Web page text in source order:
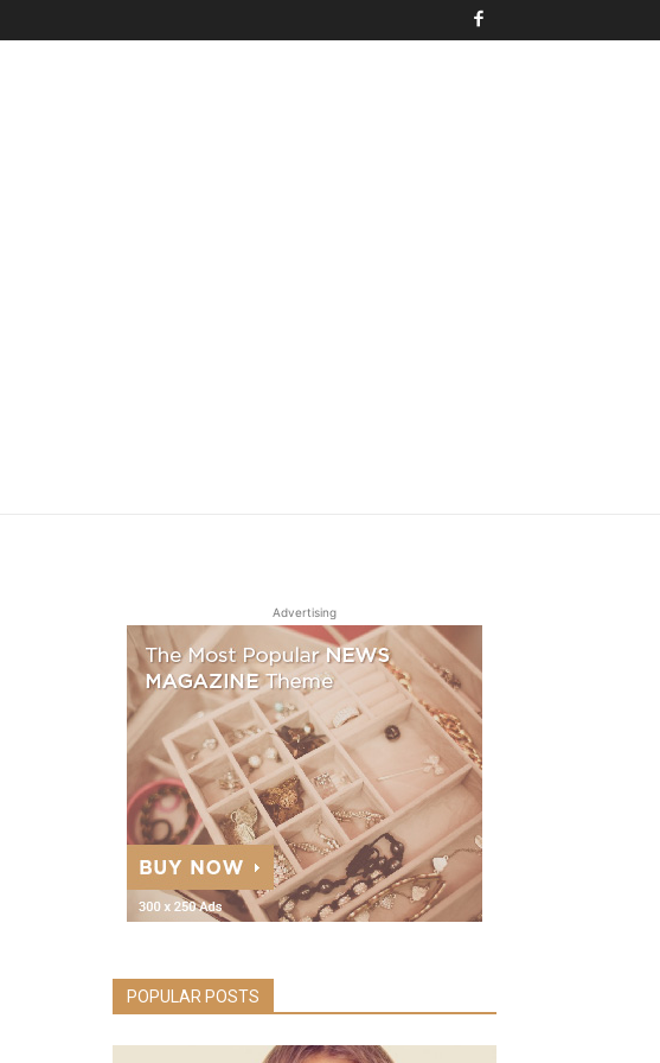
Advertising
POPULAR POSTS